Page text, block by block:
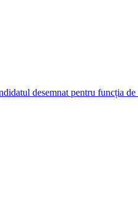
desemnat pentru funcția